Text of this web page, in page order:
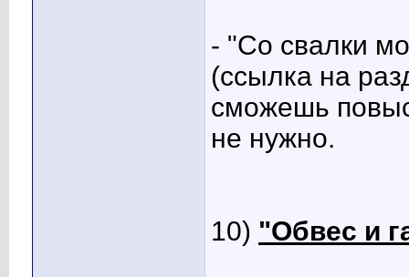
- "Со свалки
(ссылка на
сможешь
не нужно.
10) "Обвес и